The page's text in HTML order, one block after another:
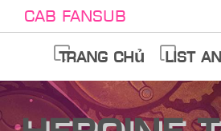
Cab Fansub
Trang chủ List